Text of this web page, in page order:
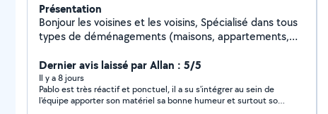
Présentation
Bonjour les voisines et les voisins, Spécialisé dans tous
types de déménagements (maisons, appartements,
démontage de tous types de meubles. Je vous
propose mes services Déménagements à Paris et en
dehors de Paris. Nous assurons également le transport
d'appareils électroniques et d'autres meubles de
Dernier avis laissé par Allan : 5/5
Il y a 8 jours
Pablo est très réactif et ponctuel, il a su s'intégrer au sein de
l'équipe apporter son matériel sa bonne humeur et surtout son